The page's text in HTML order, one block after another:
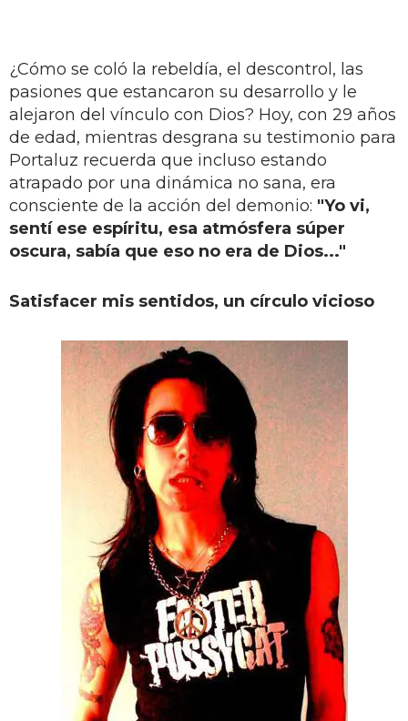
¿Cómo se coló la rebeldía, el descontrol, las
pasiones que estancaron su desarrollo y le
alejaron del vínculo con Dios? Hoy, con 29 años
de edad, mientras desgrana su testimonio para
Portaluz recuerda que incluso estando
atrapado por una dinámica no sana, era
consciente de la acción del demonio: "Yo vi,
sentí ese espíritu, esa atmósfera súper
oscura, sabía que eso no era de Dios..."
Satisfacer mis sentidos, un círculo vicioso